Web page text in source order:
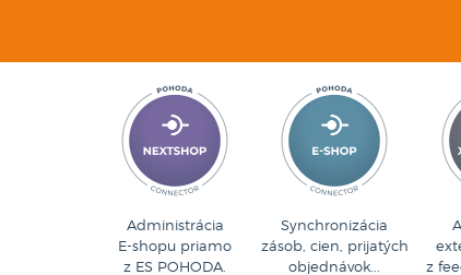
Administrácia
E-shopu priamo
z ES POHODA.
Synchronizácia
zásob, cien, prijatých
objednávok...
z